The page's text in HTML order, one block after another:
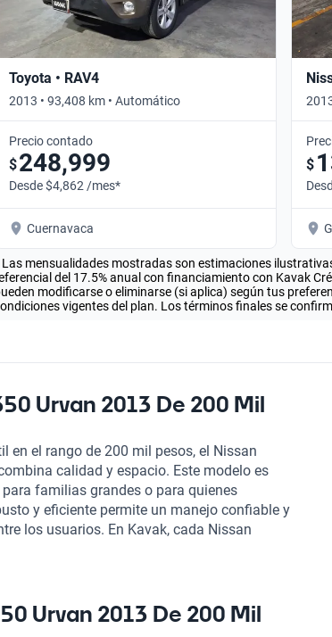
Toyota • RAV4
2013 • 93,408 km • Automático
Precio contado
$248,999
Desde $4,862 /mes*
Cuernavaca
$
mensualidades mostradas son estimaciones
del 17.5% anual con financiamiento con Kavak
modificarse o eliminarse (si aplica) según tus
vigentes del plan. Los términos finales se
Urvan 2013 De 200 Mil
en el rango de 200 mil pesos, el Nissan
calidad y espacio. Este modelo es
familias grandes o para quienes
y eficiente permite un manejo confiable y
los usuarios. En Kavak, cada Nissan
rigurosa inspección en más de 240
experiencia de compra es 100% en línea,
postventa para asegurarte una grata
Urvan 2013 De 200 Mil